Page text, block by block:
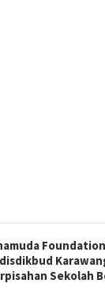
Sekolah